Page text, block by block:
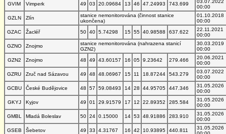
GVIM
Vimperk 49 03 20.09684 13 46 47.24993 743.699
00:00
GZLN
Zlín
stanice nemonitorována (činnost stanice
ukončena)
01.10.2018
00:00
GZAC
Žacléř 50 40 5.74298 15 55 40.98588 637.622
22.11.2021
00:00
GZNO
Znojmo
stanice nemonitorována (nahrazena stanicí
GZN2)
30.03.2019
00:00
GZN2
Znojmo 48 49 43.60157 16 05 9.23642 279.466
20.06.2021
00:00
GZRU
Zruč nad Sázavou 49 48 48.06967 15 11 18.87244 543.279
03.07.2022
00:00
GCBU
České Budějovice 48 57 59.08493 14 28 44.95705 447.346
31.05.2026
00:00
GKYJ
Kyjov 49 01 29.91579 17 12 22.89352 285.584
31.05.2026
00:00
GMBL
Mladá Boleslav 50 24 0.15000 14 53 48.91886 283.910
31.05.2026
00:00
GSEB
Šebetov 49 33 4.31767 16 42 10.93895 440.811
31.05.2026